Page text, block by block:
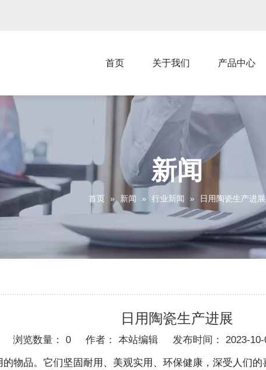
首页 关于我们 产品中心
新闻
首页 » 新闻 » 行业新闻 » 日用陶瓷生产进展
日用陶瓷生产进展
浏览数量： 0作者： 本站编辑 发布时间： 2023-
物品。它们坚固耐用、美观实用、环保健康，深受人们